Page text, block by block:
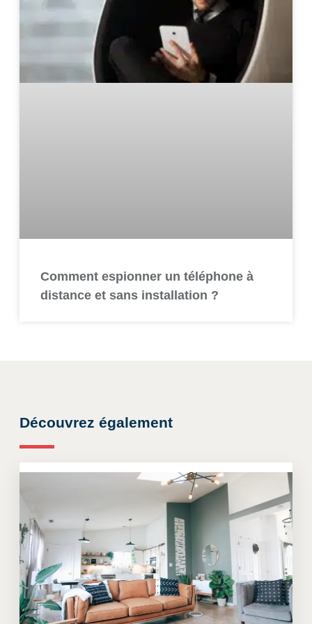
Comment espionner un téléphone à
distance et sans installation ?
Découvrez également